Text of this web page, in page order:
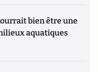
bien être une
aquatiques